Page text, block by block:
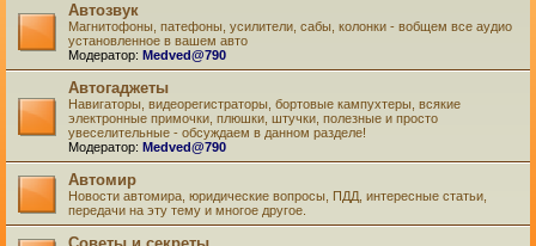
Автозвук
Магнитофоны, патефоны, усилители, сабы, колонки - вобщем все аудио
установленное в вашем авто
Модератор: Medved@790
Автогаджеты
Навигаторы, видеорегистраторы, бортовые кампухтеры, всякие
электронные примочки, плюшки, штучки, полезные и просто
увеселительные - обсуждаем в данном разделе!
Модератор: Medved@790
Автомир
Новости автомира, юридические вопросы, ПДД, интересные статьи,
передачи на эту тему и многое другое.